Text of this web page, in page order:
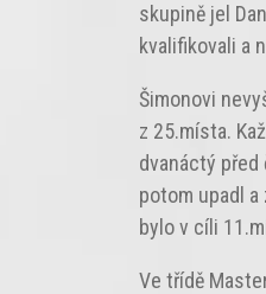
skupině jel
kvalifikovali a
Šimonovi
z 25.místa.
dvanáctý před
potom upadl
bylo v cíli
Ve třídě